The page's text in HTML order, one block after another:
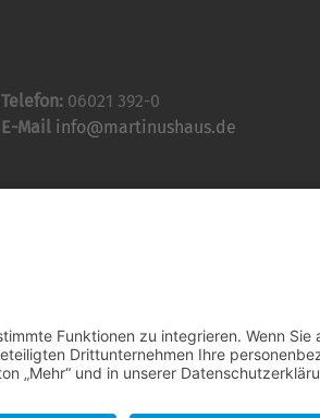
Telefon: 06021 392-0
E-Mail info@martinushaus.de